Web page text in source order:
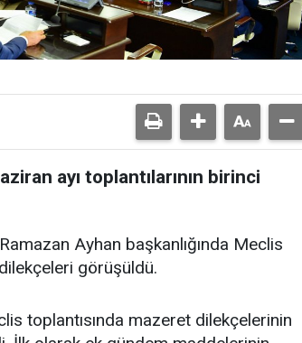
ayı toplantılarının birinci
Ayhan başkanlığında Meclis
görüşüldü.
toplantısında mazeret dilekçelerinin